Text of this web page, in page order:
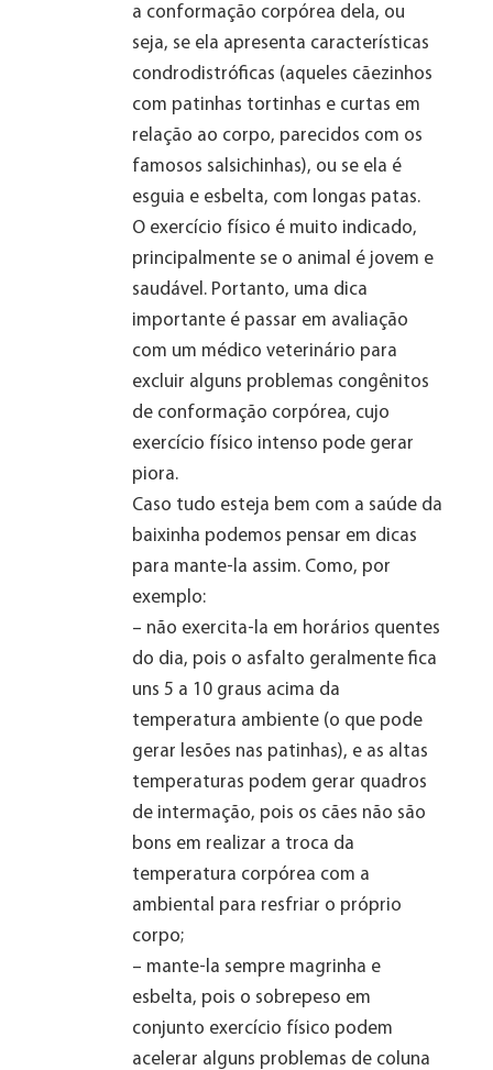
a conformação corpórea dela, ou
seja, se ela apresenta características
condrodistróficas (aqueles cãezinhos
com patinhas tortinhas e curtas em
relação ao corpo, parecidos com os
famosos salsichinhas), ou se ela é
esguia e esbelta, com longas patas.
O exercício físico é muito indicado,
principalmente se o animal é jovem e
saudável. Portanto, uma dica
importante é passar em avaliação
com um médico veterinário para
excluir alguns problemas congênitos
de conformação corpórea, cujo
exercício físico intenso pode gerar
piora.
Caso tudo esteja bem com a saúde da
baixinha podemos pensar em dicas
para mante-la assim. Como, por
exemplo:
– não exercita-la em horários quentes
do dia, pois o asfalto geralmente fica
uns 5 a 10 graus acima da
temperatura ambiente (o que pode
gerar lesões nas patinhas), e as altas
temperaturas podem gerar quadros
de intermação, pois os cães não são
bons em realizar a troca da
temperatura corpórea com a
ambiental para resfriar o próprio
corpo;
– mante-la sempre magrinha e
esbelta, pois o sobrepeso em
conjunto exercício físico podem
acelerar alguns problemas de coluna